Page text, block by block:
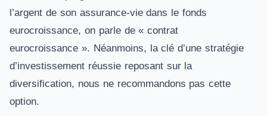
l’argent de son assurance-vie dans le fonds
eurocroissance, on parle de « contrat
eurocroissance ». Néanmoins, la clé d’une stratégie
d’investissement réussie reposant sur la
diversification, nous ne recommandons pas cette
option.